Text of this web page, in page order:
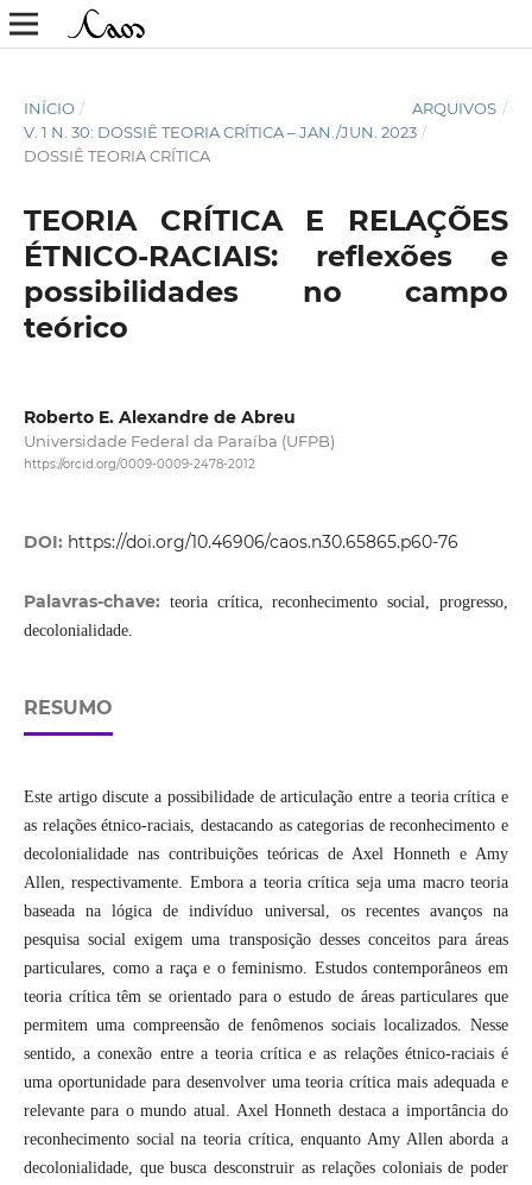
INÍCIO / ARQUIVOS /
V. 1 N. 30: DOSSIÊ TEORIA CRÍTICA – JAN./JUN. 2023 /
DOSSIÊ TEORIA CRÍTICA
TEORIA CRÍTICA E RELAÇÕES
ÉTNICO-RACIAIS: reflexões e
possibilidades no campo
teórico
Roberto E. Alexandre de Abreu
Universidade Federal da Paraíba (UFPB)
https://orcid.org/0009-0009-2478-2012
DOI: https://doi.org/10.46906/caos.n30.65865.p60-76
Palavras-chave: teoria crítica, reconhecimento social, progresso,
decolonialidade.
RESUMO
Este artigo discute a possibilidade de articulação entre a teoria crítica e
as relações étnico-raciais, destacando as categorias de reconhecimento e
decolonialidade nas contribuições teóricas de Axel Honneth e Amy
Allen, respectivamente. Embora a teoria crítica seja uma macro teoria
baseada na lógica de indivíduo universal, os recentes avanços na
pesquisa social exigem uma transposição desses conceitos para áreas
particulares, como a raça e o feminismo. Estudos contemporâneos em
teoria crítica têm se orientado para o estudo de áreas particulares que
permitem uma compreensão de fenômenos sociais localizados. Nesse
sentido, a conexão entre a teoria crítica e as relações étnico-raciais é
uma oportunidade para desenvolver uma teoria crítica mais adequada e
relevante para o mundo atual. Axel Honneth destaca a importância do
reconhecimento social na teoria crítica, enquanto Amy Allen aborda a
decolonialidade, que busca desconstruir as relações coloniais de poder